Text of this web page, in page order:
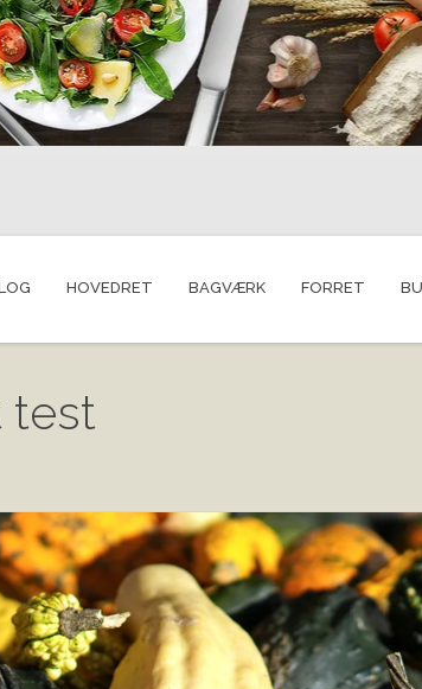
HOVEDRET BAGVÆRK FORRET
test